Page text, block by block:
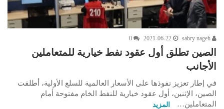
2021-06-22
0
الصين تطلق أول عقود نفط خيارية للمتعاملين
الأجانب
في إطار تعزيز نفوذها على الأسعار العالمية للسلع الأولية، أطلقت
الصين، الإثنين، أول عقود خيارية للنفط الخام مفتوحة أمام
المتعاملين…
المزيد